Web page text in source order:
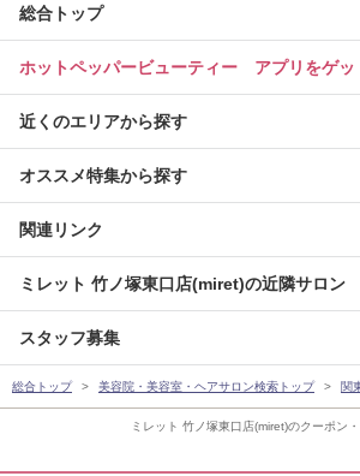
ミレット 竹ノ塚東口店(miret)のクーポン
総合トップ
ホットペッパービューティー アプリをゲッ
近くのエリアから探す
オススメ特集から探す
関連リンク
ミレット 竹ノ塚東口店(miret)の近隣サロン
スタッフ募集
総合トップ 美容院・美容室・ヘアサロン検索トップ 関